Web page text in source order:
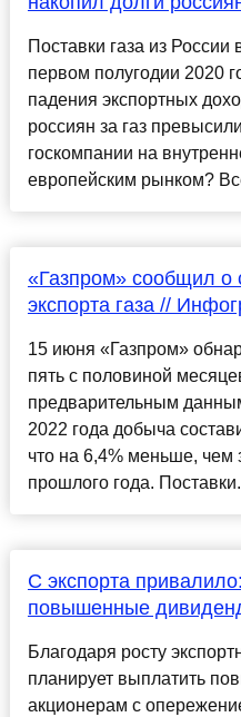
Поставки газа из России
первом полугодии 2020
падения экспортных
россиян за газ
госкомпании на
европейским рынком?
«Газпром» сообщил о
экспорта газа //
15 июня «Газпром»
пять с половиной
предварительным
2022 года добыча
что на 6,4% меньше, чем
прошлого года.
С экспорта
повышенные
Благодаря росту
планирует выплатить
акционерам с